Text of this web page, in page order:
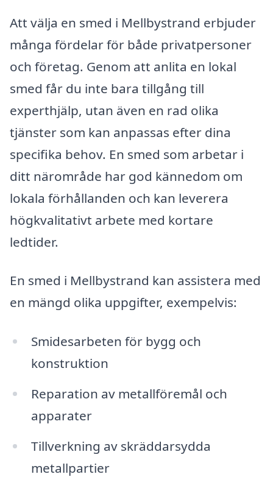
Att välja en smed i Mellbystrand erbjuder
många fördelar för både privatpersoner
och företag. Genom att anlita en lokal
smed får du inte bara tillgång till
experthjälp, utan även en rad olika
tjänster som kan anpassas efter dina
specifika behov. En smed som arbetar i
ditt närområde har god kännedom om
lokala förhållanden och kan leverera
högkvalitativt arbete med kortare
ledtider.
En smed i Mellbystrand kan assistera med
en mängd olika uppgifter, exempelvis:
Smidesarbeten för bygg och
konstruktion
Reparation av metallföremål och
apparater
Tillverkning av skräddarsydda
metallpartier